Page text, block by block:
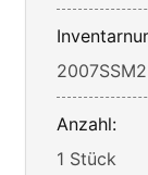
Anzahl:
1 Stück